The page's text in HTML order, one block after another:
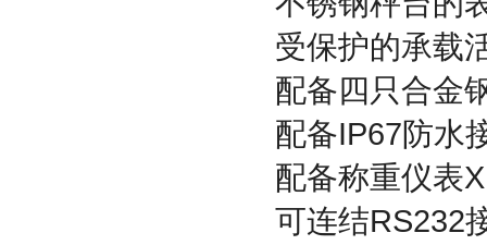
受保护的承载
配备四只合金
配备IP67防水
配备称重仪表
可连结RS232